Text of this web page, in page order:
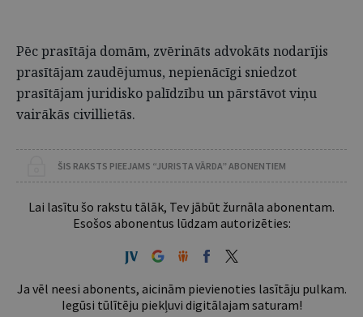
Pēc prasītāja domām, zvērināts advokāts nodarījis
prasītājam zaudējumus, nepienācīgi sniedzot
prasītājam juridisko palīdzību un pārstāvot viņu
vairākās civillietās.
ŠIS RAKSTS PIEEJAMS “JURISTA VĀRDA” ABONENTIEM
Lai lasītu šo rakstu tālāk, Tev jābūt žurnāla abonentam.
Esošos abonentus lūdzam autorizēties:
Ja vēl neesi abonents, aicinām pievienoties lasītāju pulkam.
Iegūsi tūlītēju piekļuvi digitālajam saturam!